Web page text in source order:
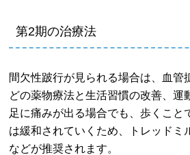
第2期の治療法
間欠性跛行が見られる場合は、血管
どの薬物療法と生活習慣の改善、運
足に痛みが出る場合でも、歩くこと
は緩和されていくため、トレッドミ
などが推奨されます。